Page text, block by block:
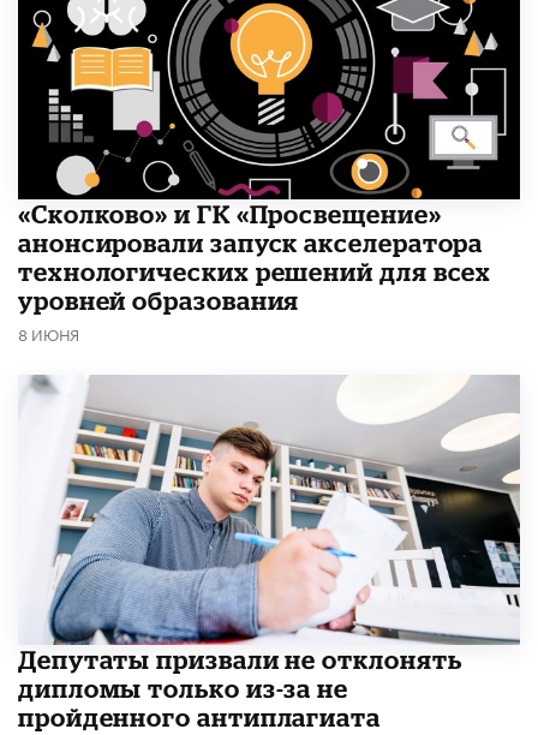
«Сколково» и ГК «Просвещение»
анонсировали запуск акселератора
технологических решений для всех
уровней образования
8 ИЮНЯ
Депутаты призвали не отклонять
дипломы только из-за не
пройденного антиплагиата